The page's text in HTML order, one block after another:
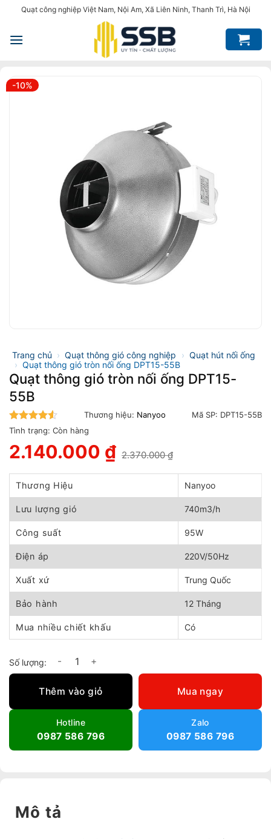
nội
Quạt công nghiệp Việt Nam, Nội Am, Xã Liên Ninh, Thanh Trì, Hà Nội
-10%
Trang chủ › Quạt thông gió công nghiệp › Quạt hút nối ống
› Quạt thông gió tròn nối ống DPT15-55B
Quạt thông gió tròn nối ống DPT15-
55B
4.5trên 5
Thương hiệu: Nanyoo Mã SP: DPT15-55B
Tình trạng: Còn hàng
2.370.000₫
gốc
là:
2.370.000 ₫.
2.140.000 ₫
hiện
tại
2.140.000 ₫.
Thương Hiệu Nanyoo
Lưu lượng gió 740m3/h
Công suất 95W
Điện áp 220V/50Hz
Xuất xứ Trung Quốc
Bảo hành 12 Tháng
Mua nhiều chiết khấu Có
Quạt thông gió tròn nối ống DPT15-55B số lượng
Thêm vào giỏ Mua ngay
Hotline
0987 586 796
Zalo
0987 586 796
Mô tả